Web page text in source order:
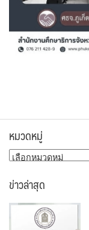
หมวดหมู่
หมวด
ข่าวล่าสุด